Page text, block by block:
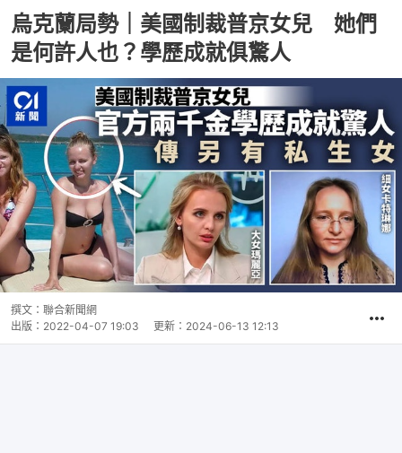
烏克蘭局勢｜美國制裁普京女兒 她們
是何許人也？學歷成就俱驚人
撰文： 聯合新聞網
出版： 2022-04-07 19:03 更新： 2024-06-13 12:13